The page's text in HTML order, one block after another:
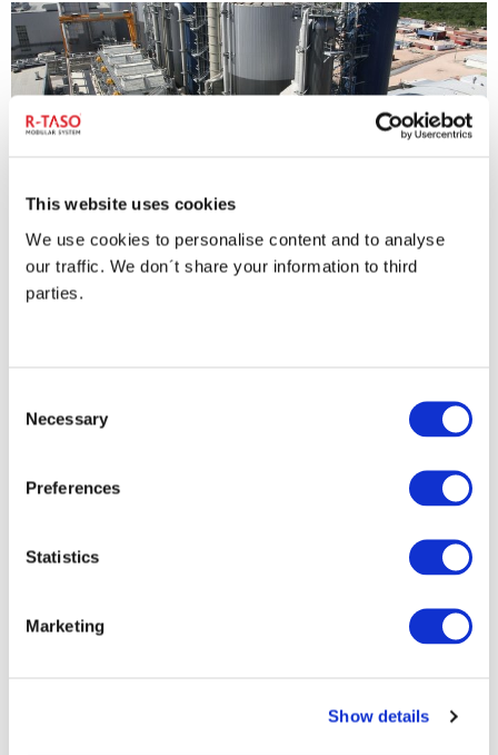
This website uses cookies
We use cookies to personalise content and to analyse
our traffic. We don´t share your information to third
parties.
Selection
Necessary
Preferences
Statistics
Marketing
Show details